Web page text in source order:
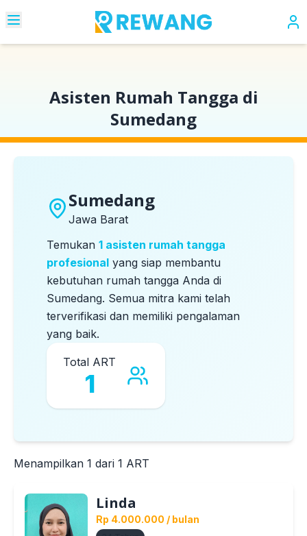
Kota Sumedang
Asisten Rumah Tangga di
Sumedang
Sumedang
Jawa Barat
Temukan 1 asisten rumah tangga
profesional yang siap membantu
kebutuhan rumah tangga Anda di
Sumedang. Semua mitra kami telah
terverifikasi dan memiliki pengalaman
yang baik.
Total ART
1
Menampilkan 1 dari 1 ART
Linda
Rp 4.000.000 / bulan